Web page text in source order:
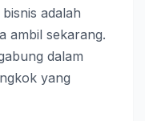
adalah
ambil sekarang.
dalam
yang